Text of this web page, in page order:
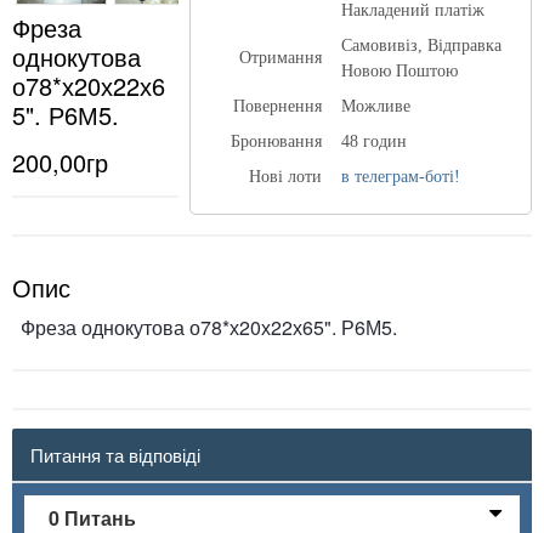
Фреза
однокутова
о78*х20х22х6
5". Р6М5.
200,00гр
Накладений платіж
Отримання
Самовивіз, Відправка
Новою Поштою
Повернення
Можливе
Бронювання
48 годин
Нові лоти
в телеграм-боті!
Опис
Фреза однокутова о78*х20х22х65". Р6М5.
Питання та відповіді
0 Питань